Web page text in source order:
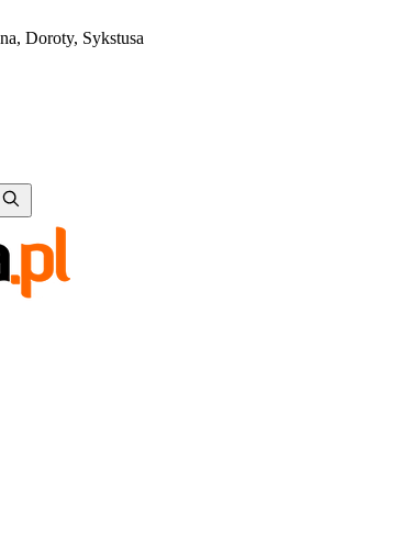
Doroty, Sykstusa